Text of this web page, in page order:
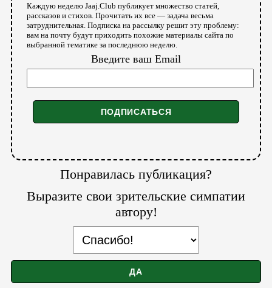
Каждую неделю Jaaj.Club публикует множество статей,
рассказов и стихов. Прочитать их все — задача весьма
затруднительная. Подписка на рассылку решит эту проблему:
вам на почту будут приходить похожие материалы сайта по
выбранной тематике за последнюю неделю.
Введите ваш Email
Понравилась публикация?
Выразите свои зрительские симпатии
автору!